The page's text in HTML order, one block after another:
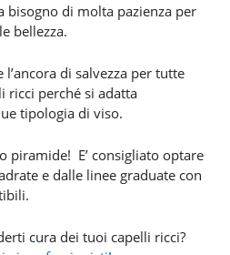
bisogno di molta pazienza per
bellezza.
di salvezza per tutte
ricci perché si adatta
tipologia di viso.
piramide! E’ consigliato optare
e dalle linee graduate con
cura dei tuoi capelli ricci?